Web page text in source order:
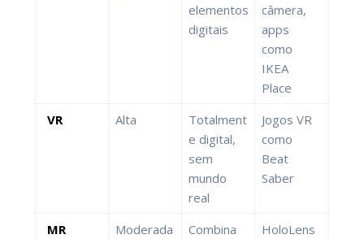
elementos
digitais
câmera,
apps
como
IKEA
Place
VR
Alta
Totalment
e digital,
sem
mundo
real
Jogos VR
como
Beat
Saber
MR
Moderada
Combina
HoloLens